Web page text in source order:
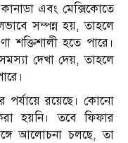
এবং মেক্সিকোতে
সম্পন্ন হয়, তাহলে
হতে পারে।
দেখা দেয়, তাহলে
পর্যায়ে রয়েছে। কোনো
হয়নি। তবে ফিফার
আলোচনা চলছে, তা